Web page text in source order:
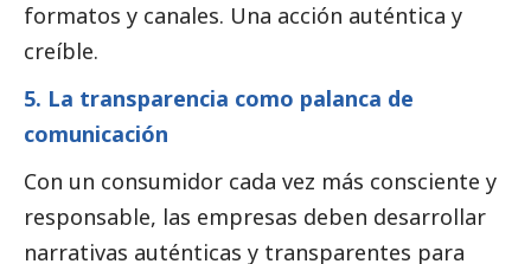
formatos y canales. Una acción auténtica y
creíble.
5. La transparencia como palanca de
comunicación
Con un consumidor cada vez más consciente y
responsable, las empresas deben desarrollar
narrativas auténticas y transparentes para